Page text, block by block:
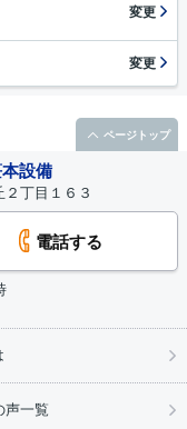
変更
変更
設備
丁目１６３
電話する
声一覧
ページトップ